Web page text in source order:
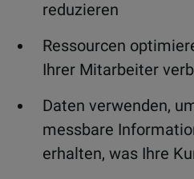
reduzieren
Ressourcen
Ihrer Mitarbeiter
Daten verwenden,
messbare
erhalten, was Ihre